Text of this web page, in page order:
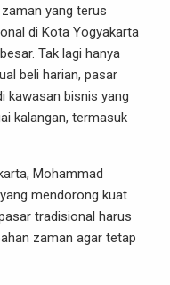
yang terus
di Kota Yogyakarta
Tak lagi hanya
beli harian, pasar
kawasan bisnis yang
kalangan, termasuk
Mohammad
mendorong kuat
tradisional harus
zaman agar tetap